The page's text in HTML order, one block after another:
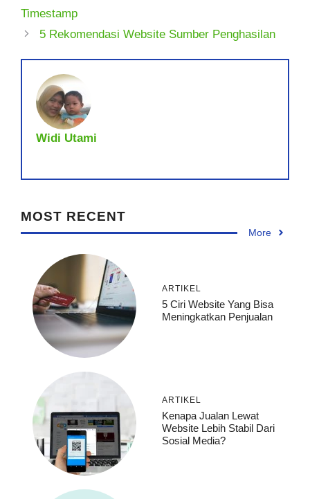
Timestamp
5 Rekomendasi Website Sumber Penghasilan
Widi Utami
MOST RECENT
More
ARTIKEL
5 Ciri Website Yang Bisa
Meningkatkan Penjualan
ARTIKEL
Kenapa Jualan Lewat
Website Lebih Stabil Dari
Sosial Media?